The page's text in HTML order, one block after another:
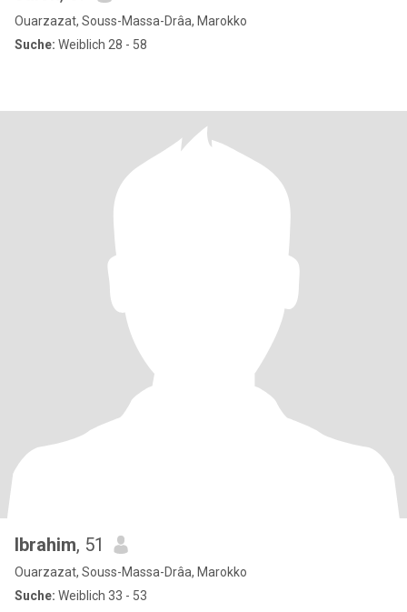
Ouarzazat, Souss-Massa-Drâa, Marokko
Suche: Weiblich 28 - 58
Ibrahim, 51
Ouarzazat, Souss-Massa-Drâa, Marokko
Suche: Weiblich 33 - 53